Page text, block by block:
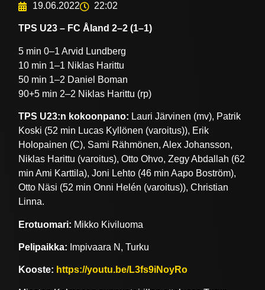
19.06.2022 22:02
TPS U23 – FC Åland 2–2 (1–1)
5 min 0–1 Arvid Lundberg
10 min 1–1 Niklas Harittu
50 min 1–2 Daniel Boman
90+5 min 2–2 Niklas Harittu (rp)
TPS U23:n kokoonpano: Lauri Järvinen (mv), Patrik
Koski (52 min Lucas Kyllönen (varoitus)), Erik
Holopainen (C), Sami Rähmönen, Alex Johansson,
Niklas Harittu (varoitus), Otto Ohvo, Zegy Abdallah (62
min Ami Karttila), Joni Lehto (46 min Aapo Boström),
Otto Näsi (52 min Onni Helén (varoitus)), Christian
Linna.
Erotuomari: Mikko Kiviluoma
Pelipaikka: Impivaara N, Turku
Kooste: https://youtu.be/L3fs9iNoyRo